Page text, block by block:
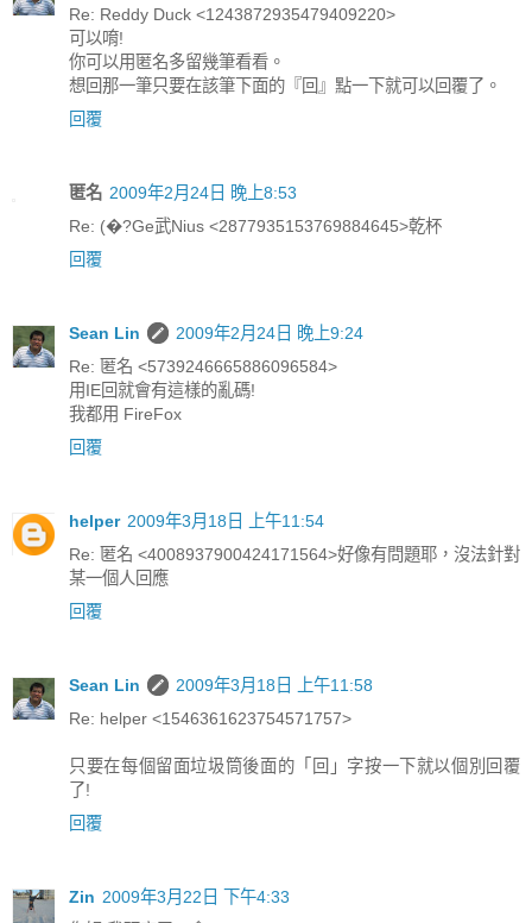
Re: Reddy Duck <1243872935479409220>
可以唷!
你可以用匿名多留幾筆看看。
想回那一筆只要在該筆下面的『回』點一下就可以回覆了。
回覆
匿名 2009年2月24日 晚上8:53
Re: (�?Ge武Nius <2877935153769884645>乾杯
回覆
Sean Lin
2009年2月24日 晚上9:24
Re: 匿名 <5739246665886096584>
用IE回就會有這樣的亂碼!
我都用 FireFox
回覆
helper 2009年3月18日 上午11:54
Re: 匿名 <4008937900424171564>好像有問題耶，沒法針對
某一個人回應
回覆
Sean Lin
2009年3月18日 上午11:58
Re: helper <1546361623754571757>
只要在每個留面垃圾筒後面的「回」字按一下就以個別回覆
了!
回覆
Zin 2009年3月22日 下午4:33